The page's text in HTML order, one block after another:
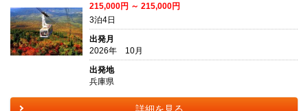
215,000円 ～ 215,000円
3泊4日
出発月
2026年 10月
出発地
兵庫県
詳細を見る